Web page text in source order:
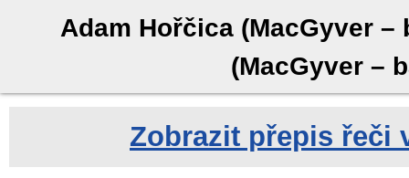
Adam Hořčica (MacGyver –
(MacGyver –
Zobrazit přepis řeči